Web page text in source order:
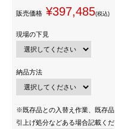
販売価格 ¥397,485(税込)
現場の下見
納品方法
※既存品との入替え作業、既存品
引上げ処分などある場合記載くだ